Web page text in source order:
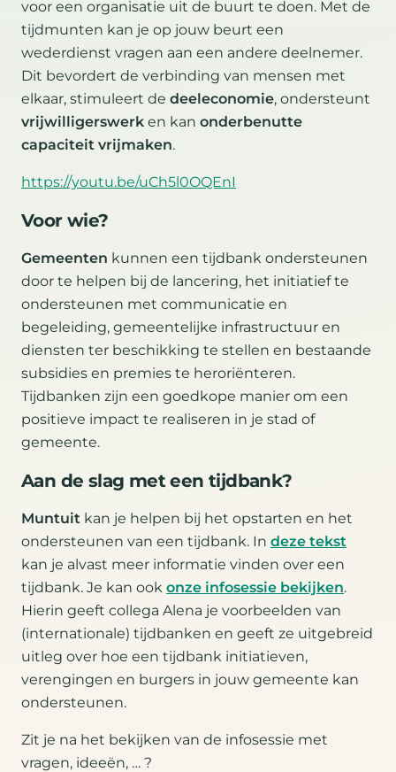
voor een organisatie uit de buurt te doen. Met de
tijdmunten kan je op jouw beurt een
wederdienst vragen aan een andere deelnemer.
Dit bevordert de verbinding van mensen met
elkaar, stimuleert de deeleconomie, ondersteunt
vrijwilligerswerk en kan onderbenutte
capaciteit vrijmaken.
https://youtu.be/uCh5l0OQEnI
Voor wie?
Gemeenten kunnen een tijdbank ondersteunen
door te helpen bij de lancering, het initiatief te
ondersteunen met communicatie en
begeleiding, gemeentelijke infrastructuur en
diensten ter beschikking te stellen en bestaande
subsidies en premies te heroriënteren.
Tijdbanken zijn een goedkope manier om een
positieve impact te realiseren in je stad of
gemeente.
Aan de slag met een tijdbank?
Muntuit kan je helpen bij het opstarten en het
ondersteunen van een tijdbank. In deze tekst
kan je alvast meer informatie vinden over een
tijdbank. Je kan ook onze infosessie bekijken.
Hierin geeft collega Alena je voorbeelden van
(internationale) tijdbanken en geeft ze uitgebreid
uitleg over hoe een tijdbank initiatieven,
verengingen en burgers in jouw gemeente kan
ondersteunen.
Zit je na het bekijken van de infosessie met
vragen, ideeën, … ?